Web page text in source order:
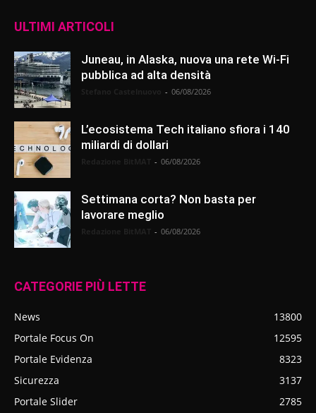
ULTIMI ARTICOLI
Juneau, in Alaska, nuova una rete Wi-Fi
pubblica ad alta densità
- 06/08/2026
L’ecosistema Tech italiano sfiora i 140
miliardi di dollari
- 06/08/2026
Settimana corta? Non basta per
lavorare meglio
- 06/08/2026
CATEGORIE PIÙ LETTE
News
13800
Portale Focus On
12595
Portale Evidenza
8323
Sicurezza
3137
Portale Slider
2785